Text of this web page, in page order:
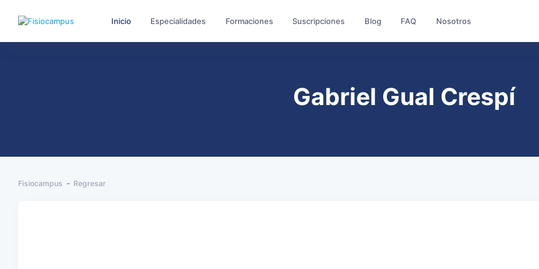
Inicio Especialidades Formaciones Suscripciones Blog FAQ Nosotros
Gabriel Gual Crespí
Fisiocampus Regresar